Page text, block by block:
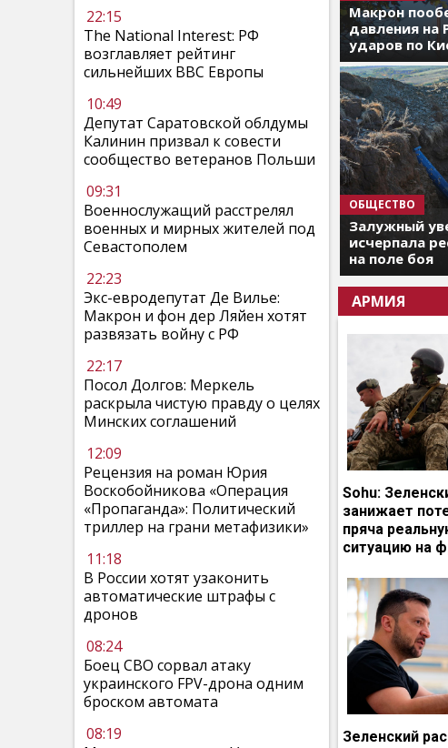
22:15
The National Interest: РФ
возглавляет рейтинг
сильнейших ВВС Европы
10:49
Депутат Саратовской облдумы
Калинин призвал к совести
сообщество ветеранов Польши
09:31
Военнослужащий расстрелял
военных и мирных жителей под
Севастополем
22:23
Экс-евродепутат Де Вилье:
Макрон и фон дер Ляйен хотят
развязать войну с РФ
22:17
Посол Долгов: Меркель
раскрыла чистую правду о целях
Минских соглашений
12:09
Рецензия на роман Юрия
Воскобойникова «Операция
«Пропаганда»: Политический
триллер на грани метафизики»
11:18
В России хотят узаконить
автоматические штрафы с
дронов
08:24
Боец СВО сорвал атаку
украинского FPV-дрона одним
броском автомата
08:19
Макрон
давления на
ударов по
ОБЩЕСТВО
Залужный
исчерпала
на поле боя
АРМИЯ
Sohu:
занижает
пряча
ситуацию на
Зеленский